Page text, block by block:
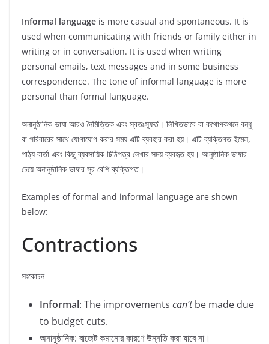
Informal language is more casual and spontaneous. It is
used when communicating with friends or family either in
writing or in conversation. It is used when writing
personal emails, text messages and in some business
correspondence. The tone of informal language is more
personal than formal language.
অনানুষ্ঠানিক ভাষা আরও নৈমিত্তিক এবং স্বতঃস্ফূর্ত। লিখিতভাবে বা কথোপকথনে বন্ধু
বা পরিবারের সাথে যোগাযোগ করার সময় এটি ব্যবহার করা হয়। এটি ব্যক্তিগত ইমেল,
পাঠ্য বার্তা এবং কিছু ব্যবসায়িক চিঠিপত্র লেখার সময় ব্যবহৃত হয়। আনুষ্ঠানিক ভাষার
চেয়ে অনানুষ্ঠানিক ভাষার সুর বেশি ব্যক্তিগত।
Examples of formal and informal language are shown
below:
Contractions
সংকোচন
Informal: The improvements can’tbe made due
to budget cuts.
অনানুষ্ঠানিক: বাজেট কমানোর কারণে উন্নতি করা যাবে না।